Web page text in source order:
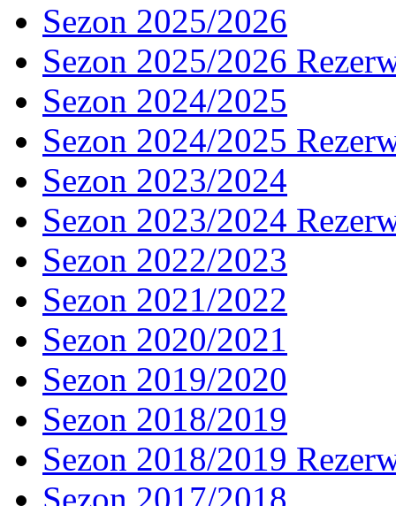
Sezon 2025/2026
Sezon 2025/2026
Sezon 2024/2025
Sezon 2024/2025
Sezon 2023/2024
Sezon 2023/2024
Sezon 2022/2023
Sezon 2021/2022
Sezon 2020/2021
Sezon 2019/2020
Sezon 2018/2019
Sezon 2018/2019